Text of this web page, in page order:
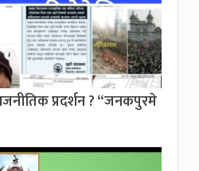
प्रदर्शन ? “जनकपुरमे